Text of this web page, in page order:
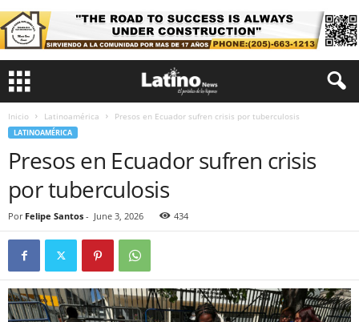
Inicio Latinoamérica Presos en Ecuador sufren crisis por tuberculosis
LATINOAMÉRICA
Presos en Ecuador sufren crisis
por tuberculosis
Por Felipe Santos - June 3, 2026 434